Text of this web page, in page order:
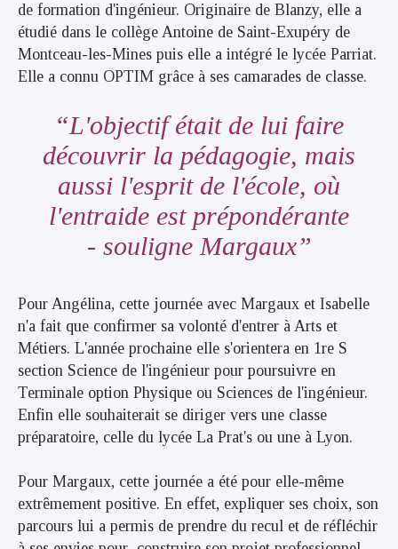
de formation d'ingénieur. Originaire de Blanzy, elle a
étudié dans le collège Antoine de Saint-Exupéry de
Montceau-les-Mines puis elle a intégré le lycée Parriat.
Elle a connu OPTIM grâce à ses camarades de classe.
L'objectif était de lui faire
découvrir la pédagogie, mais
aussi l'esprit de l'école, où
l'entraide est prépondérante
- souligne Margaux
Pour Angélina, cette journée avec Margaux et Isabelle
n'a fait que confirmer sa volonté d'entrer à Arts et
Métiers. L'année prochaine elle s'orientera en 1re S
section Science de l'ingénieur pour poursuivre en
Terminale option Physique ou Sciences de l'ingénieur.
Enfin elle souhaiterait se diriger vers une classe
préparatoire, celle du lycée La Prat's ou une à Lyon.
Pour Margaux, cette journée a été pour elle-même
extrêmement positive. En effet, expliquer ses choix, son
parcours lui a permis de prendre du recul et de réfléchir